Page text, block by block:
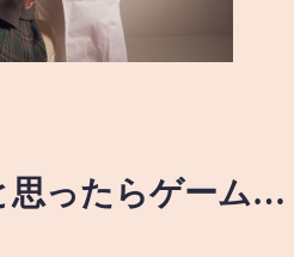
思ったらゲーム…